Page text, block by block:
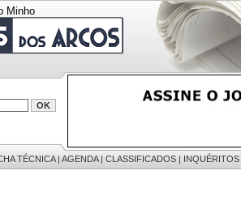
Minho
TÉCNICA| AGENDA| CLASSIFICADOS | INQUÉRITOS